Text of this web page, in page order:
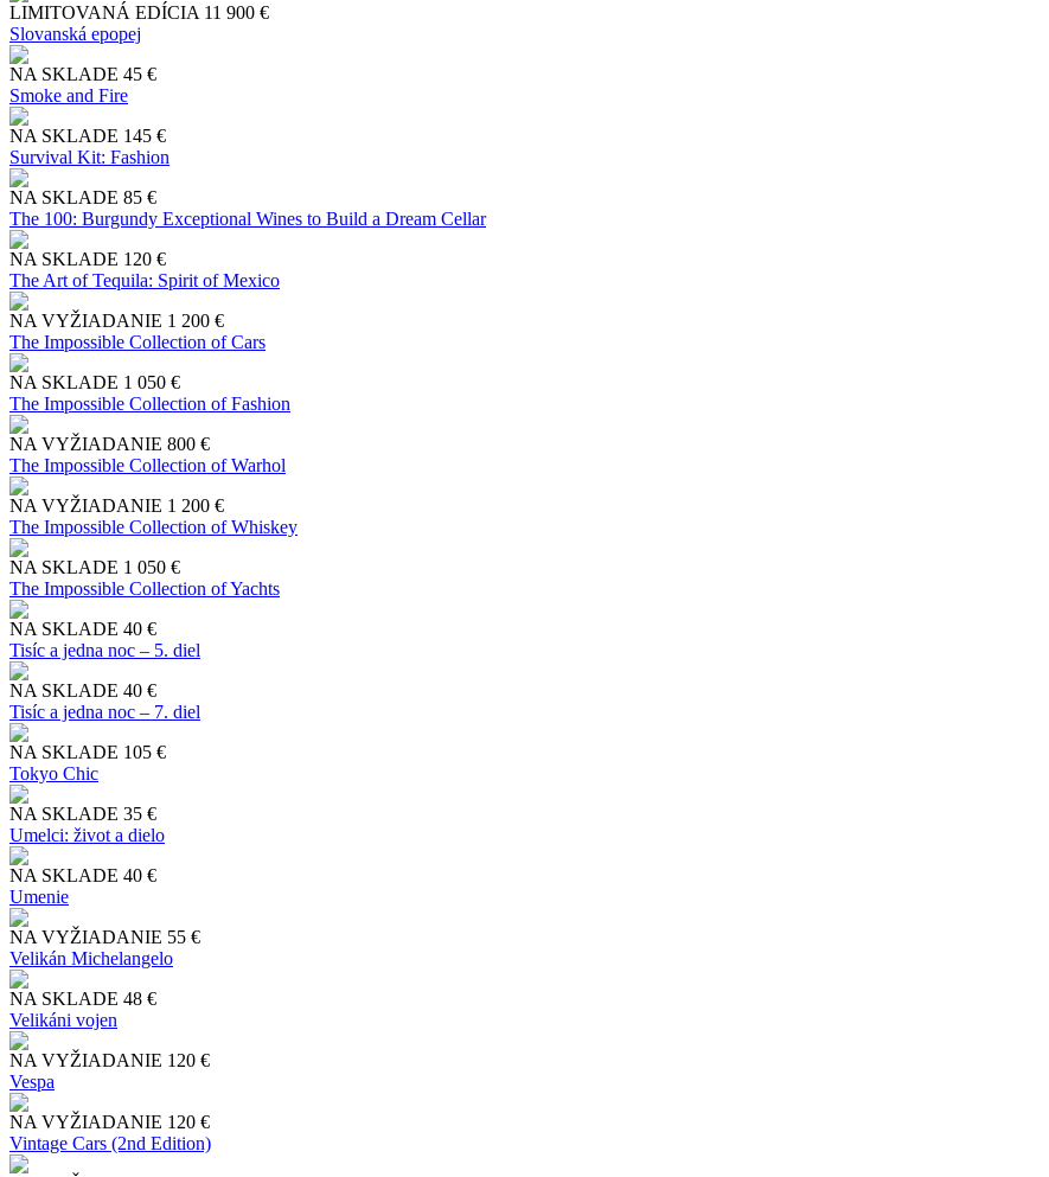
LIMITOVANÁ EDÍCIA 11 900 €
Slo​vanská epopej
NA SKLADE 45 €
Smoke and Fire
NA SKLADE 145 €
Survival Kit: Fashion
NA SKLADE 85 €
The 100: Burgundy Exceptional Wines to Build a Dream Cellar
NA SKLADE 120 €
The Art of Tequila: Spirit of Mexico
NA VYŽIADANIE 1 200 €
The Impossible Collection of Cars
NA SKLADE 1 050 €
The Impossible Collection of Fashion
NA VYŽIADANIE 800 €
The Impossible Collection of Warhol
NA VYŽIADANIE 1 200 €
The Impossible Collection of Whiskey
NA SKLADE 1 050 €
The Impossible Collection of Yachts
NA SKLADE 40 €
Tisíc a jedna noc – 5. diel
NA SKLADE 40 €
Tisíc a jedna noc – 7. diel
NA SKLADE 105 €
Tokyo Chic
NA SKLADE 35 €
Umelci: život a dielo
NA SKLADE 40 €
Umenie
NA VYŽIADANIE 55 €
Velikán Michelangelo
NA SKLADE 48 €
Velikáni vojen
NA VYŽIADANIE 120 €
Vespa
NA VYŽIADANIE 120 €
Vintage Cars (2nd Edition)